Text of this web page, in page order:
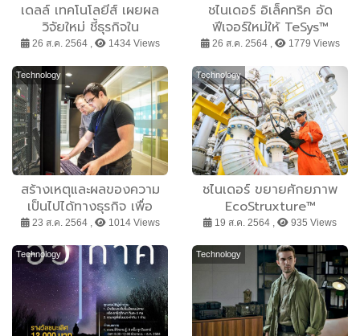
เดลล์ เทคโนโลยีส์ เผยผล
วิจัยใหม่ ชี้ธุรกิจใน
ประเทศไทยต้องแบกภาระ
ข้อมูลล้น
26 ส.ค. 2564 , 1434 Views
ชไนเดอร์ อิเล็คทริค อัด
ฟีเจอร์ใหม่ให้ TeSys™
island ระบบการบริหาร
จัดการโหลดดิจิทัลล้ำยุค
พร้อมความสามารถในการใช้
งานร่วมกับโปรโตคอล
PROFIBUS และ PROFINET
รองรับการทำงานครบถ้วนใน
ยุค 4.0
26 ส.ค. 2564 , 1779 Views
Technology
สร้างเหตุและผลของความ
เป็นไปได้ทางธุรกิจ เพื่อ
ปรับปรุงดาต้าเซ็นเตอร์ให้ทัน
สมัย
23 ส.ค. 2564 , 1014 Views
Technology
ชไนเดอร์ ขยายศักยภาพ
EcoStruxture™
TriconexTM Safety View
ยกระดับความปลอดภัย
สูงสุด
19 ส.ค. 2564 , 935 Views
Technology Technology